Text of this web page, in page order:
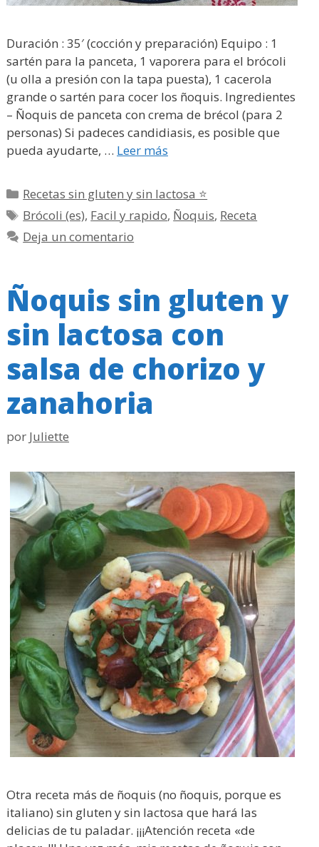
Duración : 35′ (cocción y preparación) Equipo : 1
sartén para la panceta, 1 vaporera para el brócoli
(u olla a presión con la tapa puesta), 1 cacerola
grande o sartén para cocer los ñoquis. Ingredientes
– Ñoquis de panceta con crema de brécol (para 2
personas) Si padeces candidiasis, es posible que
pueda ayudarte, … Leer más
Categorías
Recetas sin gluten y sin lactosa ⭐
Etiquetas
Brócoli (es), Facil y rapido, Ñoquis, Receta
Deja un comentario
Ñoquis sin gluten y
sin lactosa con
salsa de chorizo y
zanahoria
por Juliette
Otra receta más de ñoquis (no ñoquis, porque es
italiano) sin gluten y sin lactosa que hará las
delicias de tu paladar. ¡¡¡Atención receta «de